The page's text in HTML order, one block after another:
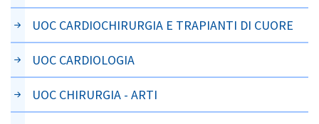
UOC CARDIOCHIRURGIA E TRAPIANTI DI CUORE
UOC CARDIOLOGIA
UOC CHIRURGIA - ARTI